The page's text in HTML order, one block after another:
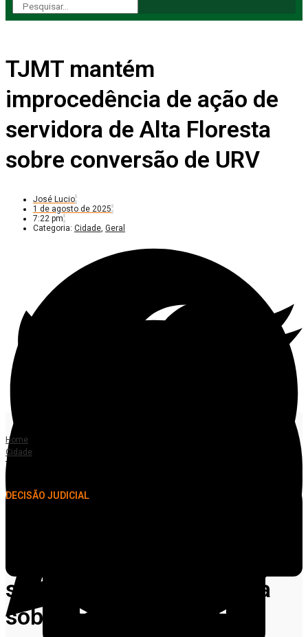
TJMT mantém
improcedência de ação de
servidora de Alta Floresta
sobre conversão de URV
José Lucio
1 de agosto de 2025
7:22 pm
Categoria: Cidade Geral
Home
Cidade
TJMT mantém improcedência de ação de servidora de Alta Floresta sobre
DECISÃO JUDICIAL
improcedência de ação de
servidora de Alta Floresta
sobre conversão de URV